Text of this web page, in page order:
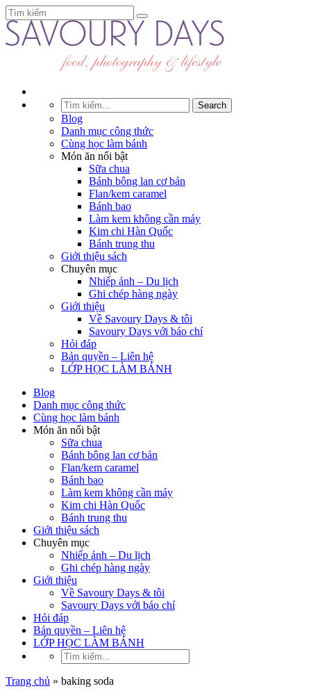
Blog
Danh mục công thức
Cùng học làm bánh
Món ăn nổi bật
Sữa chua
Bánh bông lan cơ bản
Flan/kem caramel
Bánh bao
Làm kem không cần máy
Kim chi Hàn Quốc
Bánh trung thu
Giới thiệu sách
Chuyên mục
Nhiếp ảnh – Du lịch
Ghi chép hàng ngày
Giới thiệu
Về Savoury Days & tôi
Savoury Days với báo chí
Hỏi đáp
Bản quyền – Liên hệ
LỚP HỌC LÀM BÁNH
Blog
Danh mục công thức
Cùng học làm bánh
Món ăn nổi bật
Sữa chua
Bánh bông lan cơ bản
Flan/kem caramel
Bánh bao
Làm kem không cần máy
Kim chi Hàn Quốc
Bánh trung thu
Giới thiệu sách
Chuyên mục
Nhiếp ảnh – Du lịch
Ghi chép hàng ngày
Giới thiệu
Về Savoury Days & tôi
Savoury Days với báo chí
Hỏi đáp
Bản quyền – Liên hệ
LỚP HỌC LÀM BÁNH
Trang chủ » baking soda